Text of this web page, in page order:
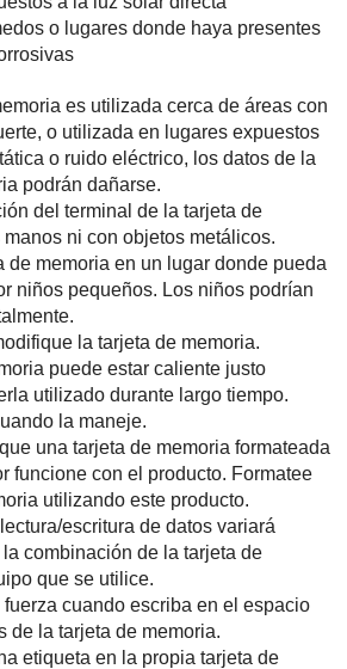
o lugares donde haya presentes
es utilizada cerca de áreas con
o utilizada en lugares expuestos
o ruido eléctrico, los datos de la
podrán dañarse.
del terminal de la tarjeta de
ni con objetos metálicos.
de memoria en un lugar donde pueda
niños pequeños. Los niños podrían
la tarjeta de memoria.
puede estar caliente justo
utilizado durante largo tiempo.
la maneje.
una tarjeta de memoria formateada
funcione con el producto. Formatee
utilizando este producto.
escritura de datos variará
combinación de la tarjeta de
que se utilice.
cuando escriba en el espacio
de la tarjeta de memoria.
etiqueta en la propia tarjeta de